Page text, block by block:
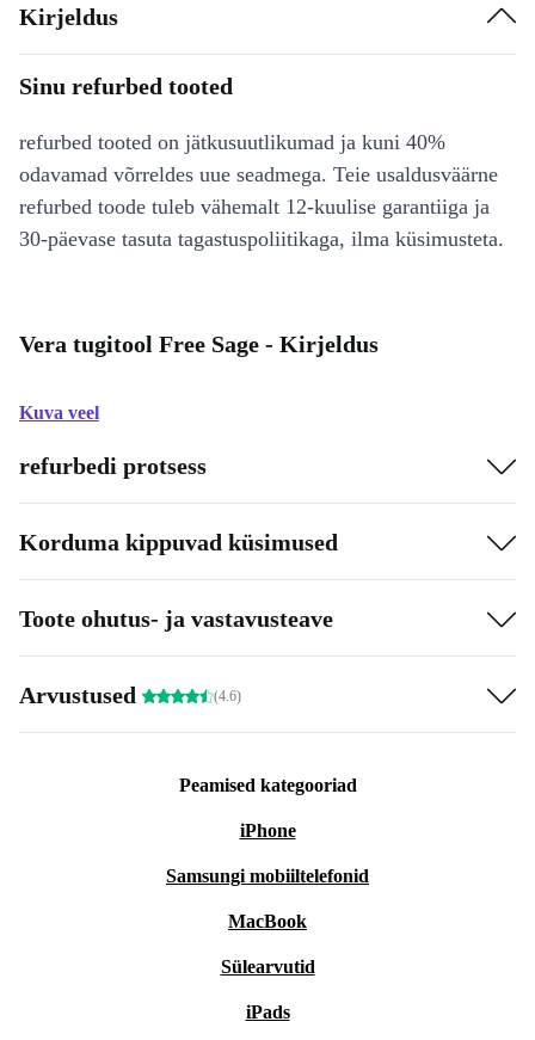
Kirjeldus
Sinu refurbed tooted
refurbed tooted on jätkusuutlikumad ja kuni 40%
odavamad võrreldes uue seadmega. Teie usaldusväärne
refurbed toode tuleb vähemalt 12-kuulise garantiiga ja
30-päevase tasuta tagastuspoliitikaga, ilma küsimusteta.
Vera tugitool Free Sage - Kirjeldus
Kuva veel
refurbedi protsess
Korduma kippuvad küsimused
Toote ohutus- ja vastavusteave
Arvustused (4.6)
Peamised kategooriad
iPhone
Samsungi mobiiltelefonid
MacBook
Sülearvutid
iPads